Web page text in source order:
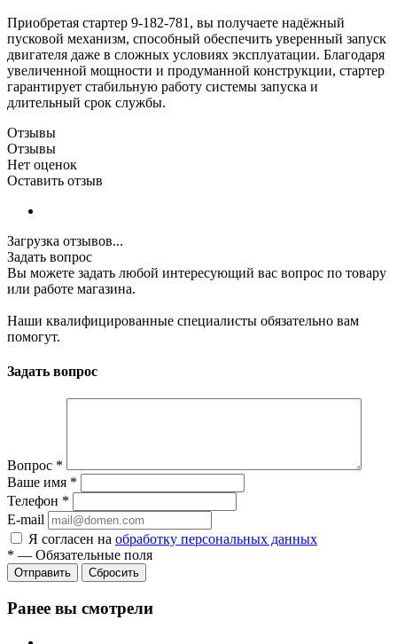
Приобретая стартер 9-182-781, вы получаете надёжный
пусковой механизм, способный обеспечить уверенный запуск
двигателя даже в сложных условиях эксплуатации. Благодаря
увеличенной мощности и продуманной конструкции, стартер
гарантирует стабильную работу системы запуска и
длительный срок службы.
Отзывы
Отзывы
Нет оценок
Оставить отзыв
Загрузка отзывов...
Задать вопрос
Вы можете задать любой интересующий вас вопрос по товару
или работе магазина.
Наши квалифицированные специалисты обязательно вам
помогут.
Задать вопрос
Вопрос *
Ваше имя *
Телефон *
E-mail
Я согласен на обработку персональных данных
* — Обязательные поля
Сбросить
Ранее вы смотрели